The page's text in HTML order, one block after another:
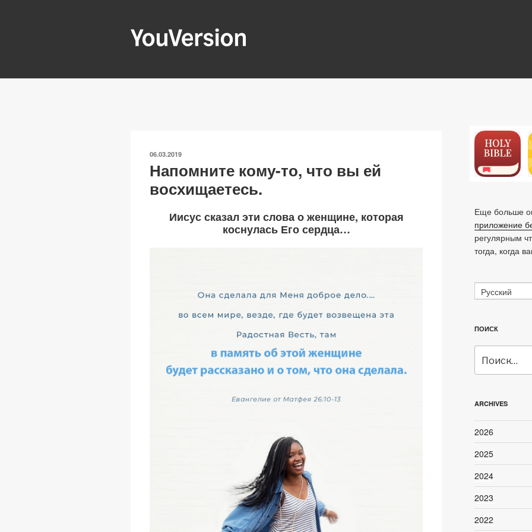
ОПУБЛИКОВАНО
06.03.2019
Напомните кому-то, что вы ей
восхищаетесь.
Иисус сказал эти слова о женщине, которая
коснулась Его сердца…
Еще больше
приложение
регулярным
тогда, когда
Русский
ПОИСК
ARCHIVES
2026
2025
2024
2023
2022